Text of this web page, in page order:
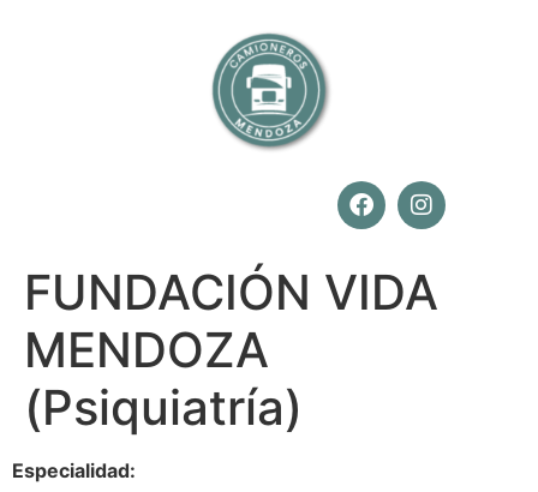
FUNDACIÓN VIDA
MENDOZA
(Psiquiatría)
Especialidad: